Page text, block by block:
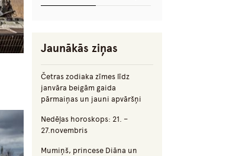
Jaunākās ziņas
Četras zodiaka zīmes līdz
janvāra beigām gaida
pārmaiņas un jauni apvāršņi
Nedēļas horoskops: 21. –
27.novembris
Mumiņš, princese Diāna un